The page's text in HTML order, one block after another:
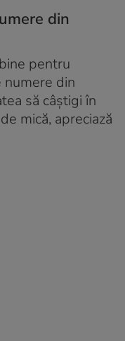
din
pentru
numere din
să câștigi în
mică, apreciază